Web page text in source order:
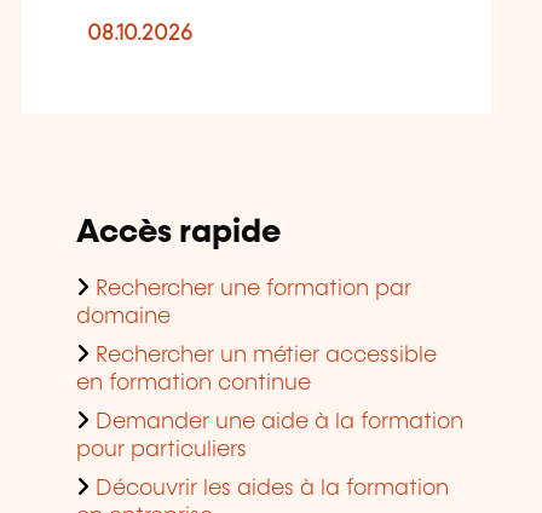
08.10.2026
Accès rapide
Rechercher une formation par
domaine
Rechercher un métier accessible
en formation continue
Demander une aide à la formation
pour particuliers
Découvrir les aides à la formation